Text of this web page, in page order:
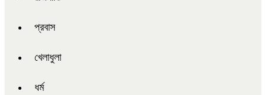
প্রবাস
খেলাধুলা
ধর্ম